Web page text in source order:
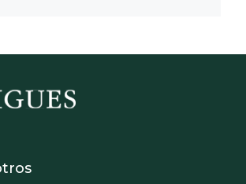
Sobre Nosotros